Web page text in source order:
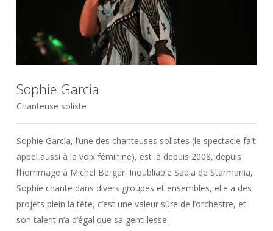
Sophie Garcia
Chanteuse soliste
Sophie Garcia, l’une des chanteuses solistes (le spectacle fait
appel aussi à la voix féminine), est là depuis 2008, depuis
l’hommage à Michel Berger. Inoubliable Sadia de Starmania,
Sophie chante dans divers groupes et ensembles, elle a des
projets plein la tête, c’est une valeur sûre de l’orchestre, et
son talent n’a d’égal que sa gentillesse.